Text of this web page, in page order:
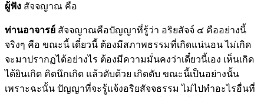
ผู้ฟัง สัจจญาณ คือ
ท่านอาจารย์ สัจจญาณคือปัญญาที่รู้ว่า อริยสัจจ์ ๔ คืออย่างนี้
จริงๆ คือ ขณะนี้ เดี๋ยวนี้ ต้องมีสภาพธรรมที่เกิดแน่นอน ไม่เกิด
จะมาปรากฏได้อย่างไร ต้องมีความมั่นคงว่าเดี๋ยวนี้เอง เห็นเกิด
ได้ยินเกิด คิดนึกเกิด แล้วดับด้วย เกิดดับ ขณะนี้เป็นอย่างนั้น
เพราะฉะนั้น ปัญญาที่จะรู้แจ้งอริยสัจจธรรม ไม่ไปทำอะไรอื่นที่